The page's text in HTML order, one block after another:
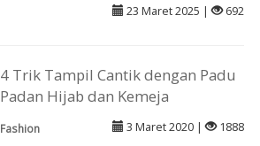
23 Maret 2025 | 692
4 Trik Tampil Cantik dengan Padu
Padan Hijab dan Kemeja
Fashion 3 Maret 2020 | 1888